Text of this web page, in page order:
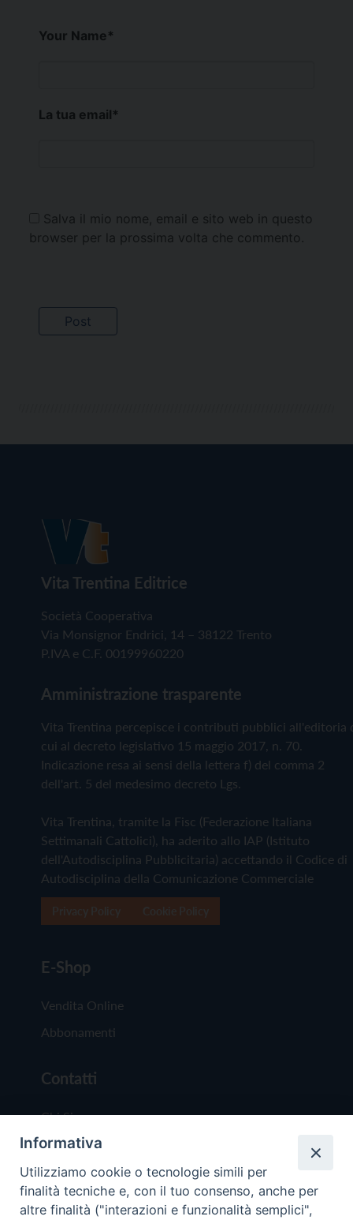
Your Name*
La tua email*
Salva il mio nome, email e sito web in questo
browser per la prossima volta che commento.
Vita Trentina Editrice
Società Cooperativa
Via Monsignor Endrici, 14 – 38122 Trento
P.IVA e C.F. 00199960220
Amministrazione trasparente
Vita Trentina percepisce i contributi pubblici all'editoria
cui al decreto legislativo 15 maggio 2017, n. 70.
Indicazione resa ai sensi della lettera f) del comma 2
dell'art. 5 del medesimo decreto Lgs.
Vita Trentina, tramite la Fisc (Federazione Italiana
Settimanali Cattolici), ha aderito allo IAP (Istituto
dell'Autodisciplina Pubblicitaria) accettando il Codice di
Autodisciplina della Comunicazione Commerciale
E-Shop
Vendita Online
Abbonamenti
Contatti
Chi Siamo
Redazione
Scrivici
Informativa
Utilizziamo cookie o tecnologie simili per
finalità tecniche e, con il tuo consenso, anche per
altre finalità ("interazioni e funzionalità semplici",